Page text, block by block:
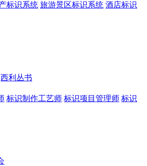
标识系统 旅游景区标识系统 酒店标识
西利丛书
标识制作工艺师 标识项目管理师 标识